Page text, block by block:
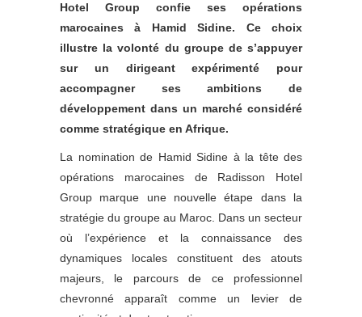
Hotel Group confie ses opérations
marocaines à Hamid Sidine. Ce choix
illustre la volonté du groupe de s’appuyer
sur un dirigeant expérimenté pour
accompagner ses ambitions de
développement dans un marché considéré
comme stratégique en Afrique.
La nomination de Hamid Sidine à la tête des
opérations marocaines de Radisson Hotel
Group marque une nouvelle étape dans la
stratégie du groupe au Maroc. Dans un secteur
où l’expérience et la connaissance des
dynamiques locales constituent des atouts
majeurs, le parcours de ce professionnel
chevronné apparaît comme un levier de